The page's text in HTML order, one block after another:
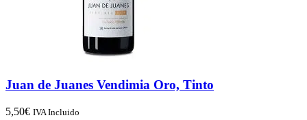
Juan de Juanes Vendimia Oro, Tinto
5,50€ IVA Incluido